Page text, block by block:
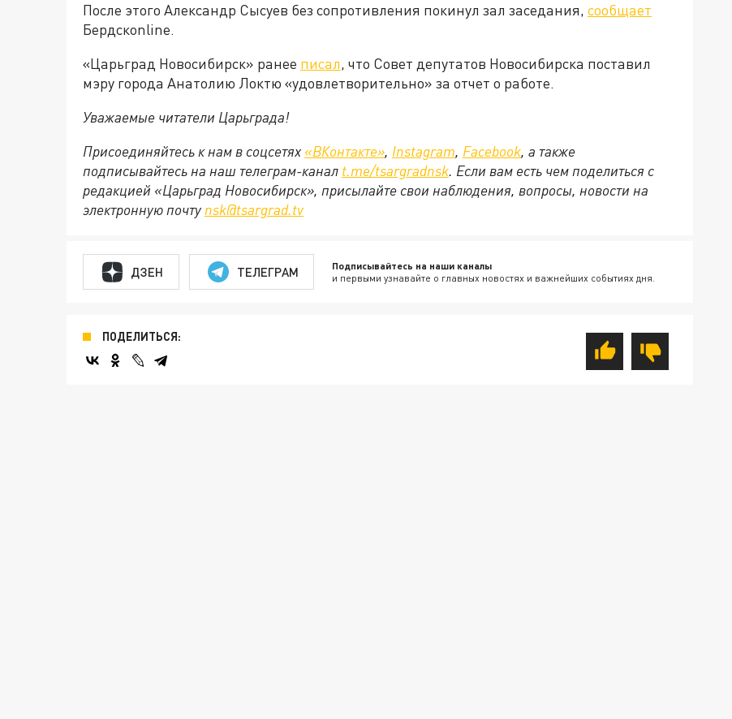
После этого Александр Сысуев без сопротивления покинул зал заседания, сообщает
Бердскonline.
«Царьград Новосибирск» ранее писал, что Совет депутатов Новосибирска поставил
мэру города Анатолию Локтю «удовлетворительно» за отчет о работе.
Уважаемые читатели Царьграда!
Присоединяйтесь к нам в соцсетях «ВКонтакте», Instagram, Facebook, а также
подписывайтесь на наш телеграм-канал t.me/tsargradnsk. Если вам есть чем поделиться с
редакцией «Царьград Новосибирск», присылайте свои наблюдения, вопросы, новости на
электронную почту nsk@tsargrad.tv
ДЗЕН ТЕЛЕГРАМ Подписывайтесь на наши каналы
и первыми узнавайте о главных новостях и важнейших событиях дня.
ПОДЕЛИТЬСЯ: